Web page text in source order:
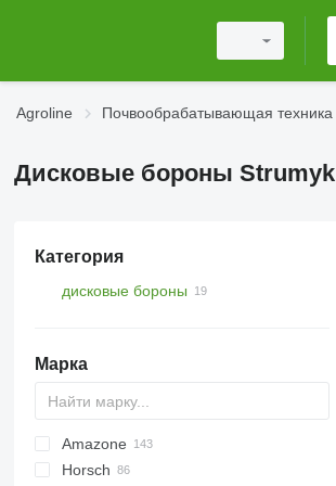
Agroline Почвообрабатывающая техника
Дисковые бороны Strumyk
Категория
дисковые бороны
Марка
Disc-O-Mulch
Maximulch
Jaguar
AT30
BT
8
10
Amazone
Catros
1-Series
Swifter
U-series
310
Disco
Powerchain
Twister
KSE
UFO
Super Maxx
Horsch